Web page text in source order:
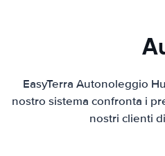
EasyTerra Autonoleggio
nostro sistema confronta i
nostri clienti